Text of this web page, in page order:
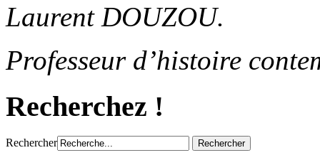
Laurent DOUZOU.
Professeur d’histoire
Recherchez !
Rechercher